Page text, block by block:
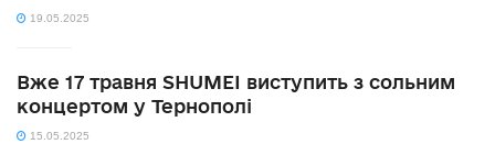
19.05.2025
Вже 17 травня SHUMEI виступить з сольним
концертом у Тернополі
15.05.2025